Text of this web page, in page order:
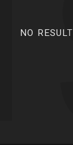
NO RESULT